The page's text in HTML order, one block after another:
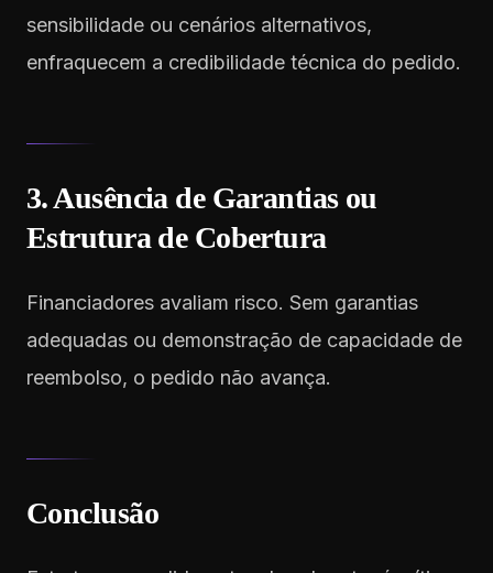
sensibilidade ou cenários alternativos,
enfraquecem a credibilidade técnica do pedido.
3. Ausência de Garantias ou
Estrutura de Cobertura
Financiadores avaliam risco. Sem garantias
adequadas ou demonstração de capacidade de
reembolso, o pedido não avança.
Conclusão